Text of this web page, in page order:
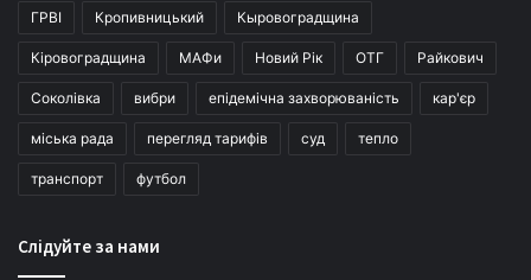
ГРВІ Кропивницький Кыровоградщина
Кіровоградщина МАФи Новий Рік ОТГ Райкович
Соколівка вибри епідемічна захворюваність кар'єр
міська рада перегляд тарифів суд тепло
транспорт футбол
Слідуйте за нами